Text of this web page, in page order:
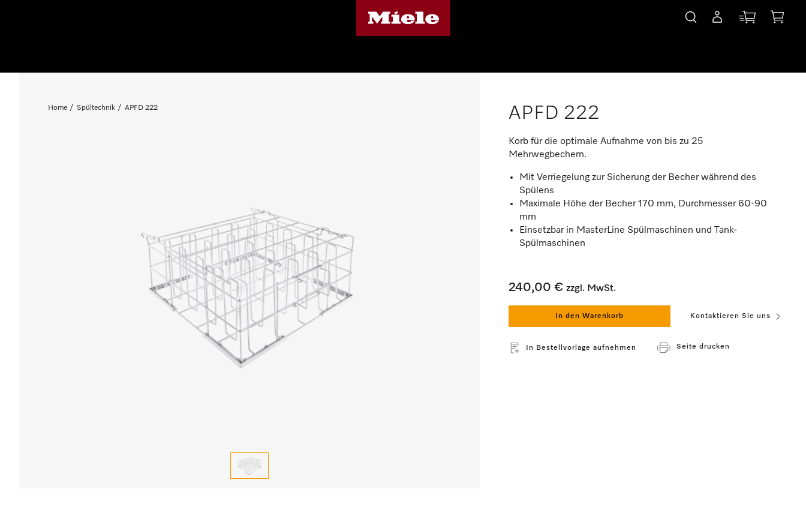
Home Spültechnik APFD 222 APFD 222
Korb für die optimale Aufnahme von bis zu 25
Mehrwegbechern.
Mit Verriegelung zur Sicherung der Becher während des
Spülens
Maximale Höhe der Becher 170 mm, Durchmesser 60-90
mm
Einsetzbar in MasterLine Spülmaschinen und Tank-
Spülmaschinen
240,00 € zzgl. MwSt.
In den Warenkorb Kontaktieren Sie uns
In Bestellvorlage aufnehmen Seite drucken